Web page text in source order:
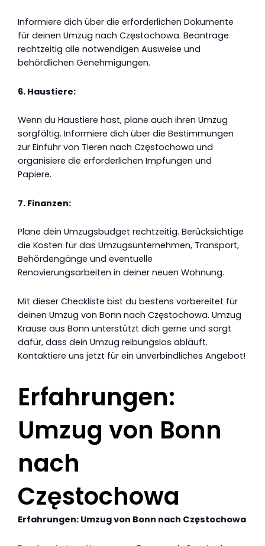
Informiere dich über die erforderlichen Dokumente
für deinen Umzug nach Częstochowa. Beantrage
rechtzeitig alle notwendigen Ausweise und
behördlichen Genehmigungen.
6. Haustiere:
Wenn du Haustiere hast, plane auch ihren Umzug
sorgfältig. Informiere dich über die Bestimmungen
zur Einfuhr von Tieren nach Częstochowa und
organisiere die erforderlichen Impfungen und
Papiere.
7. Finanzen:
Plane dein Umzugsbudget rechtzeitig. Berücksichtige
die Kosten für das Umzugsunternehmen, Transport,
Behördengänge und eventuelle
Renovierungsarbeiten in deiner neuen Wohnung.
Mit dieser Checkliste bist du bestens vorbereitet für
deinen Umzug von Bonn nach Częstochowa. Umzug
Krause aus Bonn unterstützt dich gerne und sorgt
dafür, dass dein Umzug reibungslos abläuft.
Kontaktiere uns jetzt für ein unverbindliches Angebot!
Erfahrungen:
Umzug von Bonn
nach
Częstochowa
Erfahrungen: Umzug von Bonn nach Częstochowa